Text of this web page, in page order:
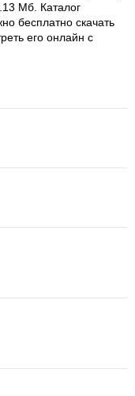
Мб. Каталог
бесплатно скачать
его онлайн с